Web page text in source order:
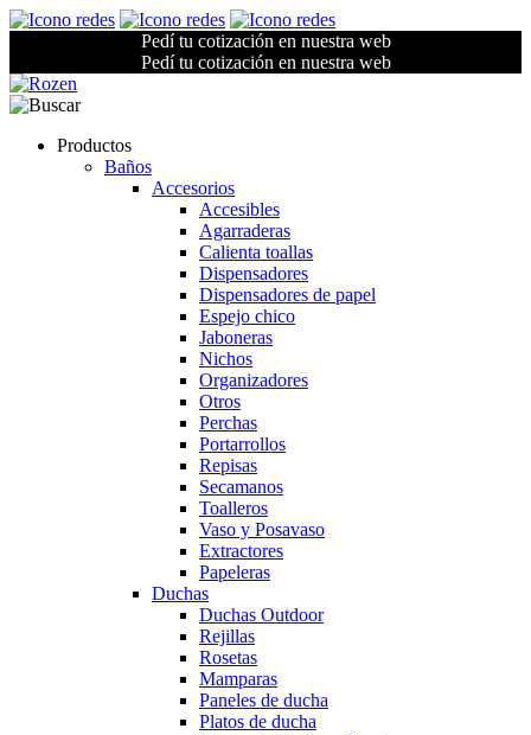
Pedí tu cotización en nuestra web
Pedí tu cotización en nuestra web
Productos
Baños
Accesorios
Accesibles
Agarraderas
Calienta toallas
Dispensadores
Dispensadores de papel
Espejo chico
Jaboneras
Nichos
Organizadores
Otros
Perchas
Portarrollos
Repisas
Secamanos
Toalleros
Vaso y Posavaso
Extractores
Papeleras
Duchas
Duchas Outdoor
Rejillas
Rosetas
Mamparas
Paneles de ducha
Platos de ducha